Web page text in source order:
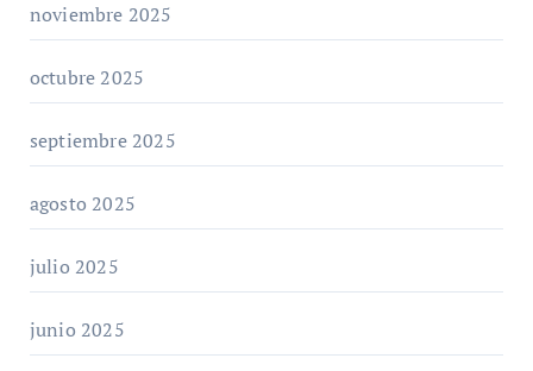
noviembre 2025
octubre 2025
septiembre 2025
agosto 2025
julio 2025
junio 2025